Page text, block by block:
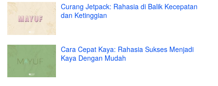
Curang Jetpack: Rahasia di Balik Kecepatan
dan Ketinggian
Cara Cepat Kaya: Rahasia Sukses Menjadi
Kaya Dengan Mudah